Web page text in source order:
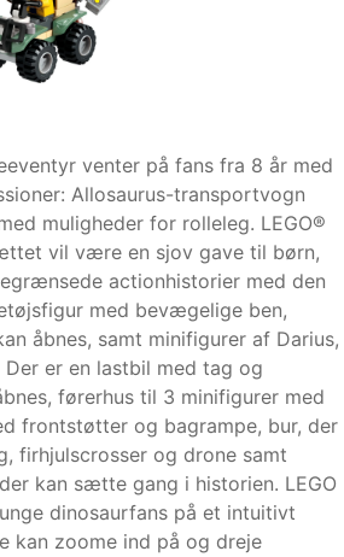
venter på fans fra 8 år med
Allosaurus-transportvogn
muligheder for rolleleg. LEGO®
vil være en sjov gave til børn,
actionhistorier med den
med bevægelige ben,
åbnes, samt minifigurer af Darius,
Der er en lastbil med tag og
førerhus til 3 minifigurer med
frontstøtter og bagrampe, bur, der
firhjulscrosser og drone samt
kan sætte gang i historien. LEGO
dinosaurfans på et intuitivt
kan zoome ind på og dreje